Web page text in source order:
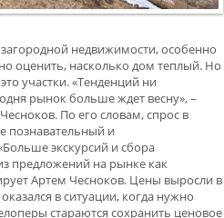
недвижимости, особенно
оценить, насколько дом теплый. Но
участки. «Тенденций ни
рынок больше ждет весну», –
По его словам, спрос в
познавательный и
экскурсий и сбора
предложений на рынке как
Артем Чесноков. Цены выросли в
в ситуации, когда нужно
стараются сохранить ценовое